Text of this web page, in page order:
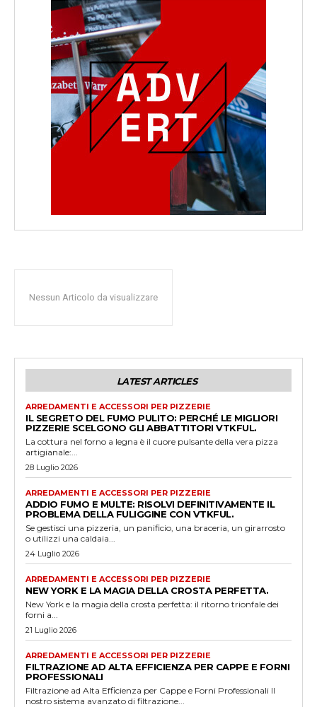
Nessun Articolo da visualizzare
LATEST ARTICLES
ARREDAMENTI E ACCESSORI PER PIZZERIE
IL SEGRETO DEL FUMO PULITO: PERCHÉ LE MIGLIORI
PIZZERIE SCELGONO GLI ABBATTITORI VTKFUL.
La cottura nel forno a legna è il cuore pulsante della vera pizza
artigianale:...
28 Luglio 2026
ARREDAMENTI E ACCESSORI PER PIZZERIE
ADDIO FUMO E MULTE: RISOLVI DEFINITIVAMENTE IL
PROBLEMA DELLA FULIGGINE CON VTKFUL.
Se gestisci una pizzeria, un panificio, una braceria, un girarrosto
o utilizzi una caldaia...
24 Luglio 2026
ARREDAMENTI E ACCESSORI PER PIZZERIE
NEW YORK E LA MAGIA DELLA CROSTA PERFETTA.
New York e la magia della crosta perfetta: il ritorno trionfale dei
forni a...
21 Luglio 2026
ARREDAMENTI E ACCESSORI PER PIZZERIE
FILTRAZIONE AD ALTA EFFICIENZA PER CAPPE E FORNI
PROFESSIONALI
Filtrazione ad Alta Efficienza per Cappe e Forni Professionali Il
nostro sistema avanzato di filtrazione...